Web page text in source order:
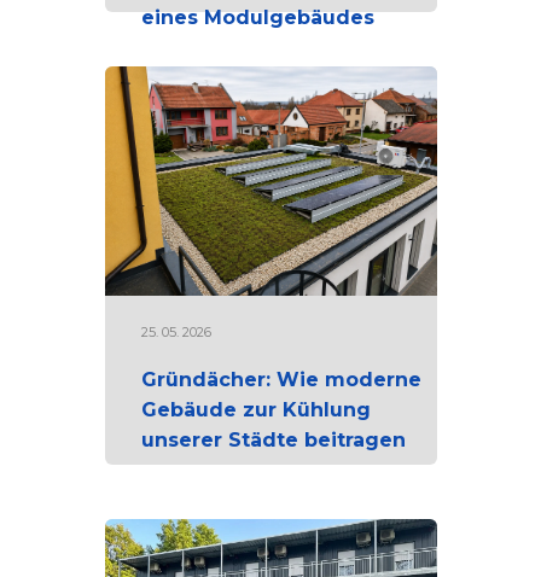
eines Modulgebäudes
25. 05. 2026
Gründächer: Wie moderne
Gebäude zur Kühlung
unserer Städte beitragen